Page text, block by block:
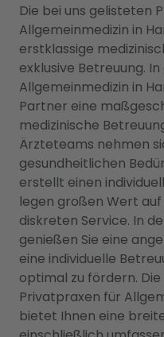
Die bei uns gelisteten
Allgemeinmedizin in
erstklassige
exklusive Betreuung.
Allgemeinmedizin in
Partner eine
medizinische
Ärzteteams nehmen
gesundheitlichen
erstellt einen
legen großen Wert
diskreten Service. In
genießen Sie eine
eine individuelle
optimal zu fördern.
Privatpraxen für
bietet Ihnen eine